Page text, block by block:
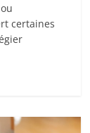
certaines